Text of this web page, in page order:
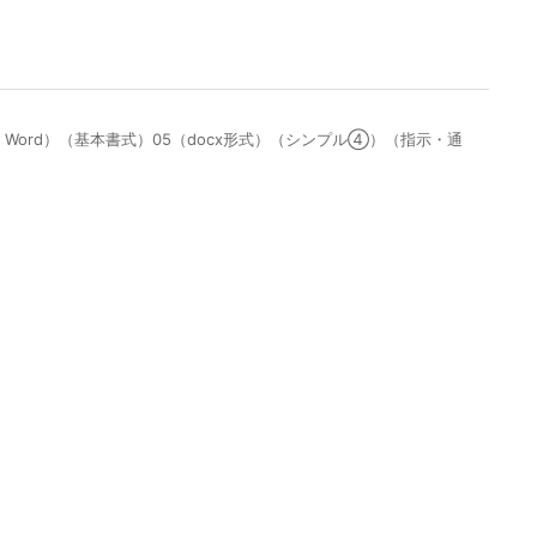
Word）（基本書式）05（docx形式）（シンプル④）（指示・通